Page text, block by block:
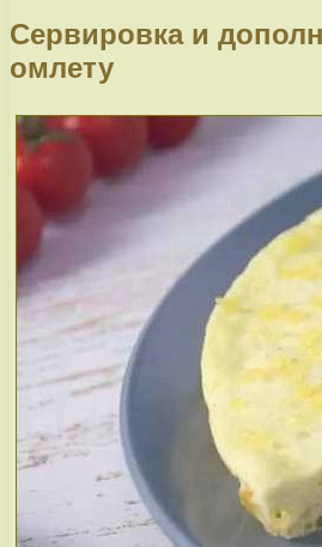
Сервировка и
омлету